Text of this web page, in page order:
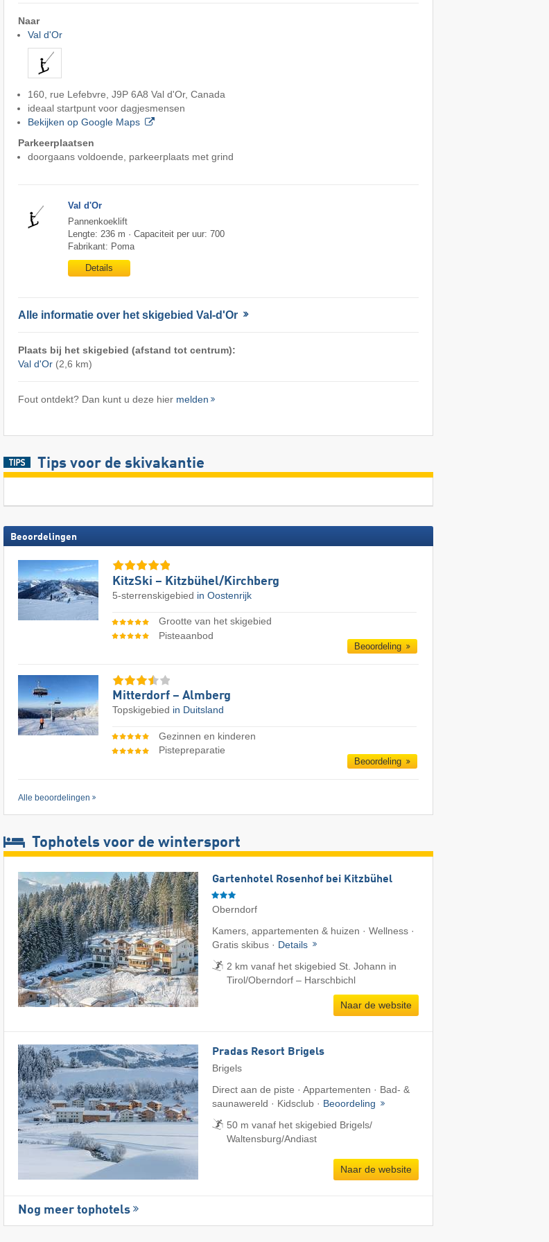
Naar
Val d'Or
160, rue Lefebvre, J9P 6A8 Val d'Or, Canada
ideaal startpunt voor dagjesmensen
Bekijken op Google Maps
Parkeerplaatsen
doorgaans voldoende, parkeerplaats met grind
Val d'Or
Pannenkoeklift
Lengte: 236 m · Capaciteit per uur: 700
Fabrikant: Poma
Details
Alle informatie over het skigebied Val-d'Or
Plaats bij het skigebied (afstand tot centrum):
Val d'Or(2,6 km)
Fout ontdekt? Dan kunt u deze hier melden
Tips voor de skivakantie
Beoordelingen
KitzSki – Kitzbühel/​Kirchberg
5-sterrenskigebied in Oostenrijk
Grootte van het skigebied
Pisteaanbod
Beoordeling
Mitterdorf – Almberg
Topskigebied in Duitsland
Gezinnen en kinderen
Pistepreparatie
Beoordeling
Alle beoordelingen
Tophotels voor de wintersport
Gartenhotel Rosenhof bei Kitzbühel
Oberndorf
Kamers, appartementen & huizen · Wellness ·
Gratis skibus · Details
2 km vanaf het skigebied St. Johann in
Tirol/​Oberndorf – Harschbichl
Naar de website
Pradas Resort Brigels
Brigels
Direct aan de piste · Appartementen · Bad- &
saunawereld · Kidsclub · Beoordeling
50 m vanaf het skigebied Brigels/​
Waltensburg/​Andiast
Naar de website
Nog meer tophotels